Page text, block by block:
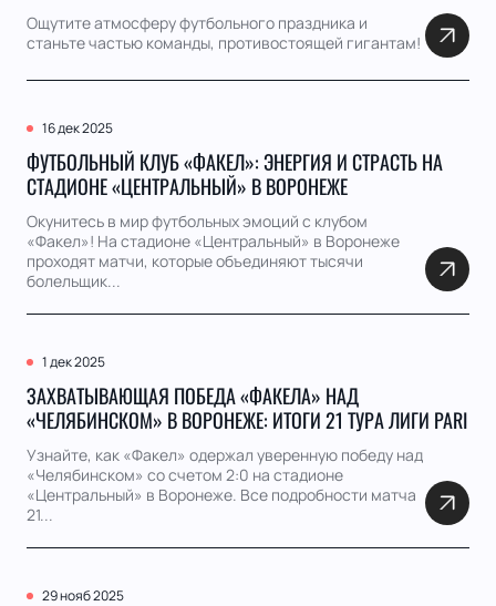
Ощутите атмосферу футбольного праздника и
станьте частью команды, противостоящей гигантам!
16 дек 2025
ФУТБОЛЬНЫЙ КЛУБ «ФАКЕЛ»: ЭНЕРГИЯ И СТРАСТЬ НА
СТАДИОНЕ «ЦЕНТРАЛЬНЫЙ» В ВОРОНЕЖЕ
Окунитесь в мир футбольных эмоций с клубом
«Факел»! На стадионе «Центральный» в Воронеже
проходят матчи, которые объединяют тысячи
болельщик...
1 дек 2025
ЗАХВАТЫВАЮЩАЯ ПОБЕДА «ФАКЕЛА» НАД
«ЧЕЛЯБИНСКОМ» В ВОРОНЕЖЕ: ИТОГИ 21 ТУРА ЛИГИ PARI
Узнайте, как «Факел» одержал уверенную победу над
«Челябинском» со счетом 2:0 на стадионе
«Центральный» в Воронеже. Все подробности матча
21...
29 нояб 2025